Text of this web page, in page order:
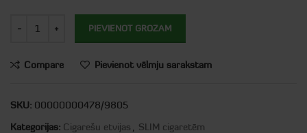
PIEVIENOT GROZAM
Compare Pievienot vēlmju sarakstam
SKU: 00000000478/9805
Kategorijas: Cigarešu etvijas , SLIM cigaretēm